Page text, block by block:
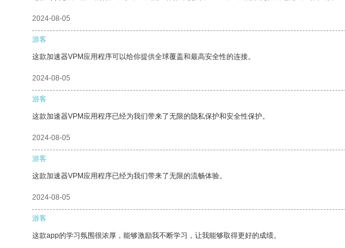
2024-08-05
游客
这款加速器VPM应用程序可以给你提供全球覆盖和最高安全性的连接。
2024-08-05
游客
这款加速器VPM应用程序已经为我们带来了无限的隐私保护和安全性保护。
2024-08-05
游客
这款加速器VPM应用程序已经为我们带来了无限的流畅体验。
2024-08-05
游客
这款app的学习氛围很浓厚，能够激励我不断学习，让我能够取得更好的成绩。